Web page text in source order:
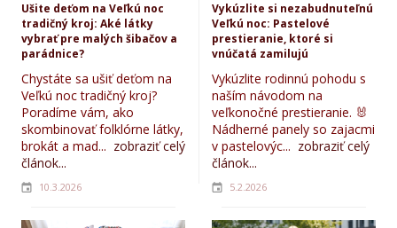
Ušite deťom na Veľkú noc
tradičný kroj: Aké látky
vybrať pre malých šibačov a
parádnice?
Chystáte sa ušiť deťom na
Veľkú noc tradičný kroj?
Poradíme vám, ako
skombinovať folklórne látky,
brokát a mad... zobraziť celý
článok...
10.3.2026
Vykúzlite si nezabudnuteľnú
Veľkú noc: Pastelové
prestieranie, ktoré si
vnúčatá zamilujú
Vykúzlite rodinnú pohodu s
naším návodom na
veľkonočné prestieranie. 🐰
Nádherné panely so zajacmi
v pastelovýc... zobraziť celý
článok...
5.2.2026